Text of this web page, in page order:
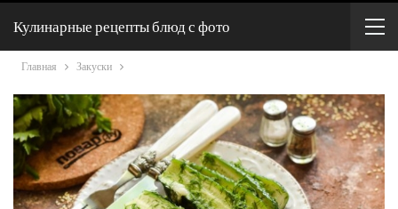
Кулинарные рецепты блюд с фото
Главная Закуски